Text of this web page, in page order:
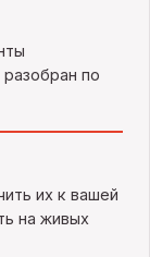
по
их к вашей
на живых